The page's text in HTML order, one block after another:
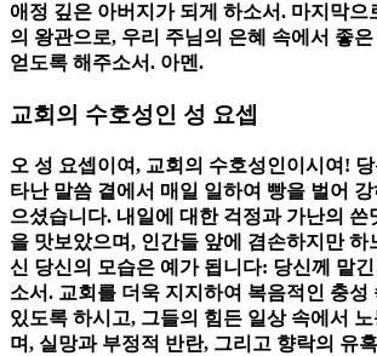
애정 깊은 아버지가 되게 하소서. 마지막으
의 왕관으로, 우리 주님의 은혜 속에서 좋
얻도록 해주소서. 아멘.
교회의 수호성인 성 요셉
오 성 요셉이여, 교회의 수호성인이시여!
타난 말씀 곁에서 매일 일하여 빵을 벌어
으셨습니다. 내일에 대한 걱정과 가난의 쓴
을 맛보았으며, 인간들 앞에 겸손하지만 하
신 당신의 모습은 예가 됩니다: 당신께 맡
소서. 교회를 더욱 지지하여 복음적인 충성
있도록 하시고, 그들의 힘든 일상 속에서
며, 실망과 부정적 반란, 그리고 향락의 유